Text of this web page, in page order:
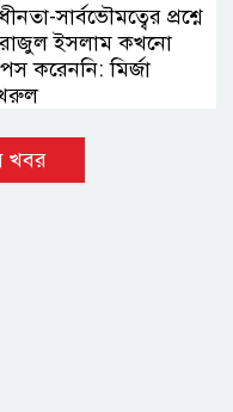
সার্বভৌমত্বের প্রশ্নে
ইসলাম কখনো
করেননি: মির্জা
খবর